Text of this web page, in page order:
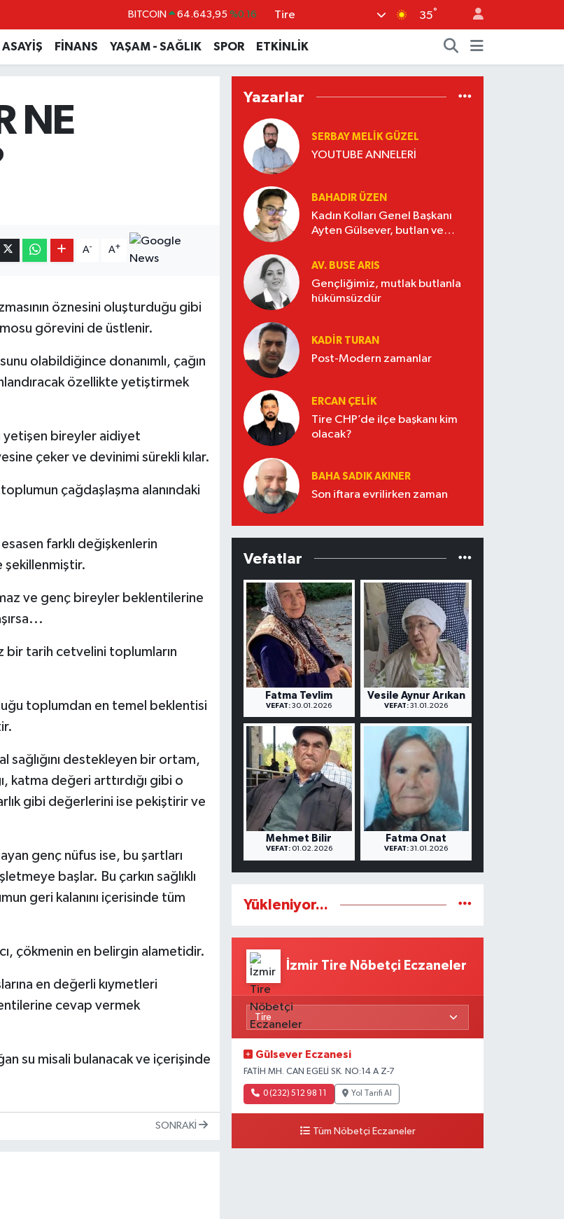
BITCOIN 64.643,95 %0.16
DOLAR 47,6006 %0.06
EURO 55,0250 %0.02
%0.2
%48
Tire 35°
ASAYİŞ FİNANS YAŞAM - SAĞLIK SPOR ETKİNLİK
NE
A- A+
öznesini oluşturduğu gibi
görevini de üstlenir.
olabildiğince donanımlı, çağın
özellikte yetiştirmek
yetişen bireyler aidiyet
çeker ve devinimi sürekli kılar.
çağdaşlaşma alanındaki
farklı değişkenlerin
şekillenmiştir.
ve genç bireyler beklentilerine
bir tarih cetvelini toplumların
toplumdan en temel beklentisi
sağlığını destekleyen bir ortam,
katma değeri arttırdığı gibi o
gibi değerlerini ise pekiştirir ve
genç nüfus ise, bu şartları
başlar. Bu çarkın sağlıklı
geri kalanını içerisinde tüm
çökmenin en belirgin alametidir.
en değerli kıymetleri
cevap vermek
su misali bulanacak ve içerişinde
SONRAKI
Yazarlar
SERBAY MELIK GÜZEL
YOUTUBE ANNELERİ
BAHADIR ÜZEN
Kadın Kolları Genel Başkanı
Ayten Gülsever, butlan ve
AV. BUSE ARIS
Gençliğimiz, mutlak butlanla
hükümsüzdür
KADIR TURAN
Post-Modern zamanlar
ERCAN ÇELIK
Tire CHP’de ilçe başkanı kim
olacak?
BAHA SADIK AKINER
Son iftara evrilirken zaman
Vefatlar
Fatma Tevlim
VEFAT: 30.01.2026
Vesile Aynur Arıkan
VEFAT: 31.01.2026
Mehmet Bilir
VEFAT:01.02.2026
Fatma Onat
VEFAT: 31.01.2026
Yükleniyor...
İzmir Tire Nöbetçi Eczaneler
Gülsever Eczanesi
FATİH MH. CAN EGELİ SK. NO:14 A Z-7
0 (232) 512 98 11 Yol Tarifi Al
Tüm Nöbetçi Eczaneler